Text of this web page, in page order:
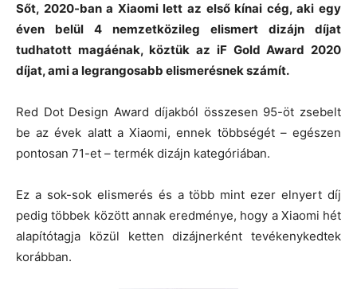
Sőt, 2020-ban a Xiaomi lett az első kínai cég, aki egy
éven belül 4 nemzetközileg elismert dizájn díjat
tudhatott magáénak, köztük az iF Gold Award 2020
díjat, ami a legrangosabb elismerésnek számít.
Red Dot Design Award díjakból összesen 95-öt zsebelt
be az évek alatt a Xiaomi, ennek többségét – egészen
pontosan 71-et – termék dizájn kategóriában.
Ez a sok-sok elismerés és a több mint ezer elnyert díj
pedig többek között annak eredménye, hogy a Xiaomi hét
alapítótagja közül ketten dizájnerként tevékenykedtek
korábban.